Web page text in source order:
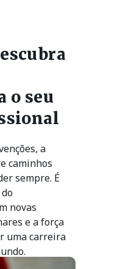
o seu
a
caminhos
sempre. É
novas
e a força
uma carreira